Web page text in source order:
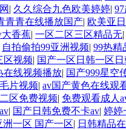
| 久久综合九色欧美婷婷|
青青在线播放国产| 欧美亚
香蕉| 一区二区三区精品无|
自拍偷拍99亚洲视频| 99热精
区视频| 国产一区日韩一区日
在线视频播放| 国产999星空
片视频| av国产黄色在线观
区免费视频| 免费观看成人
| 国产日韩免费不卡av| 婷婷
洲一区 国产一区| 日韩精品